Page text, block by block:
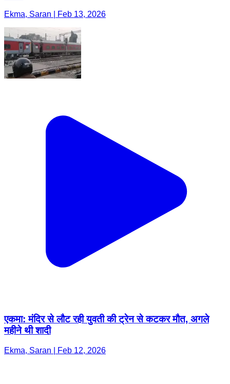
Ekma, Saran | Feb 13, 2026
एकमा: मंदिर से लौट रही युवती की ट्रेन से कटकर मौत, अगले
महीने थी शादी
Ekma, Saran | Feb 12, 2026